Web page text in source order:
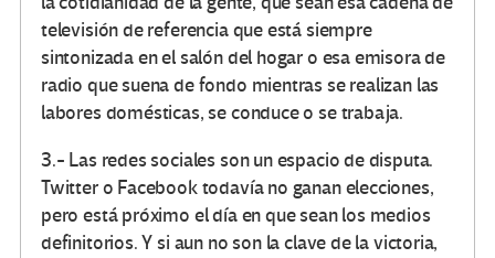
televisión de referencia que está siempre
sintonizada en el salón del hogar o esa emisora de
radio que suena de fondo mientras se realizan las
labores domésticas, se conduce o se trabaja.
3.- Las redes sociales son un espacio de disputa.
Twitter o Facebook todavía no ganan elecciones,
pero está próximo el día en que sean los medios
definitorios. Y si aun no son la clave de la victoria,